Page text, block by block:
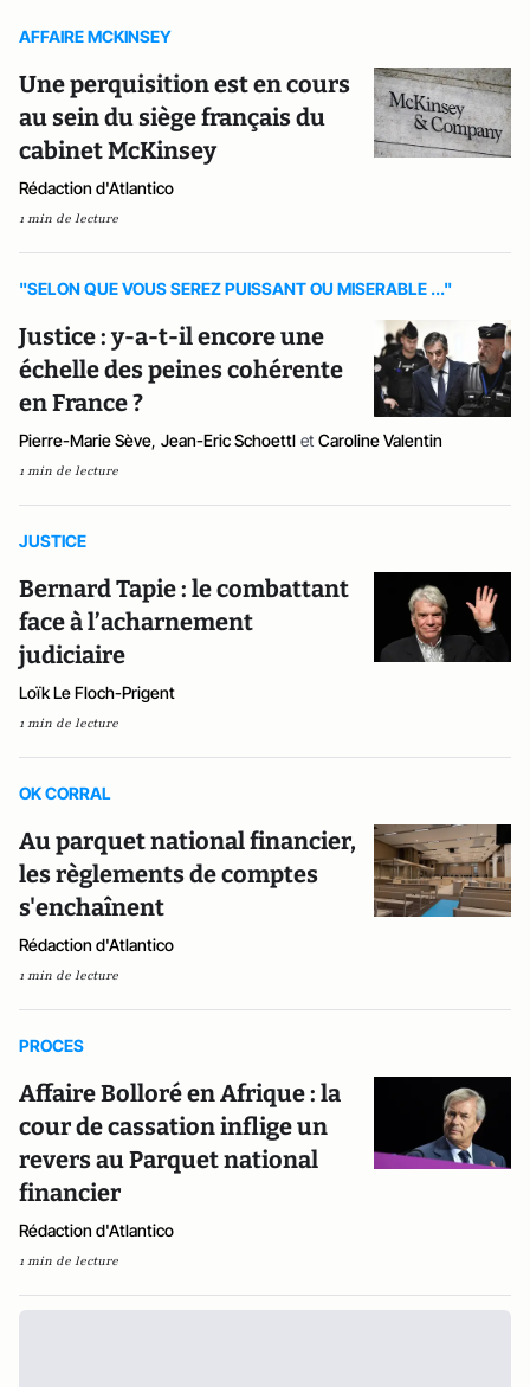
AFFAIRE MCKINSEY
Une perquisition est en cours
au sein du siège français du
cabinet McKinsey
Rédaction d'Atlantico
1 min de lecture
"SELON QUE VOUS SEREZ PUISSANT OU MISERABLE ..."
Justice : y-a-t-il encore une
échelle des peines cohérente
en France ?
Pierre-Marie Sève, Jean-Eric Schoettl et Caroline Valentin
1 min de lecture
JUSTICE
Bernard Tapie : le combattant
face à l’acharnement
judiciaire
Loïk Le Floch-Prigent
1 min de lecture
OK CORRAL
Au parquet national financier,
les règlements de comptes
s'enchaînent
Rédaction d'Atlantico
1 min de lecture
PROCES
Affaire Bolloré en Afrique : la
cour de cassation inflige un
revers au Parquet national
financier
Rédaction d'Atlantico
1 min de lecture